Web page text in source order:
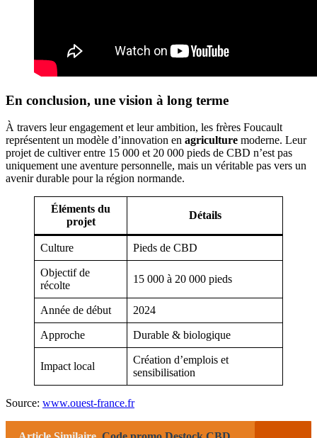
En conclusion, une vision à long terme
À travers leur engagement et leur ambition, les frères Foucault
représentent un modèle d’innovation en agriculture moderne. Leur
projet de cultiver entre 15 000 et 20 000 pieds de CBD n’est pas
uniquement une aventure personnelle, mais un véritable pas vers un
avenir durable pour la région normande.
Éléments du
projet
Détails
Culture Pieds de CBD
Objectif de
récolte
15 000 à 20 000 pieds
Année de début 2024
Approche Durable & biologique
Impact local
Création d’emplois et
sensibilisation
Source: www.ouest-france.fr